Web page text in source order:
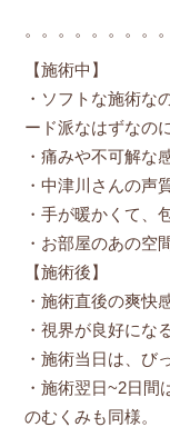
。。。。。。。。
【施術中】
・ソフトな施術な
ード派なはずなの
・痛みや不可解な
・中津川さんの声
・手が暖かくて、
・お部屋のあの空
【施術後】
・施術直後の爽快
・視界が良好にな
・施術当日は、び
・施術翌日~2日
のむくみも同様。